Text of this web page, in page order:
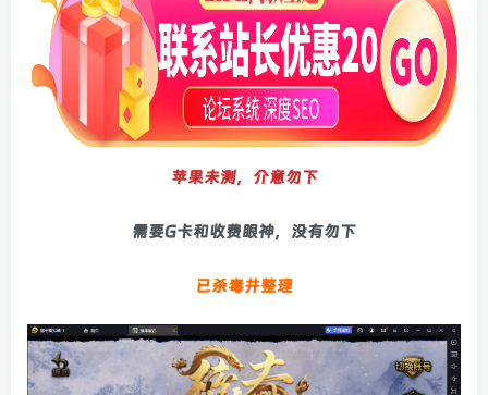
苹果未测，介意勿下
需要G卡和收费眼神，没有勿下
已杀毒并整理